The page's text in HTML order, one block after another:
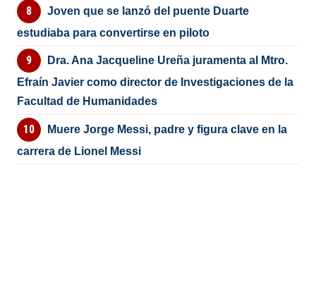
Joven que se lanzó del puente Duarte
estudiaba para convertirse en piloto
Dra. Ana Jacqueline Ureña juramenta al Mtro.
Efraín Javier como director de Investigaciones de la
Facultad de Humanidades
Muere Jorge Messi, padre y figura clave en la
carrera de Lionel Messi